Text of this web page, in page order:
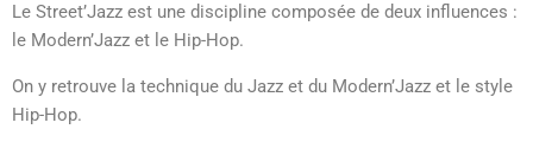
Le Street’Jazz est une discipline composée de deux influences :
le Modern’Jazz et le Hip-Hop.
On y retrouve la technique du Jazz et du Modern’Jazz et le style
Hip-Hop.